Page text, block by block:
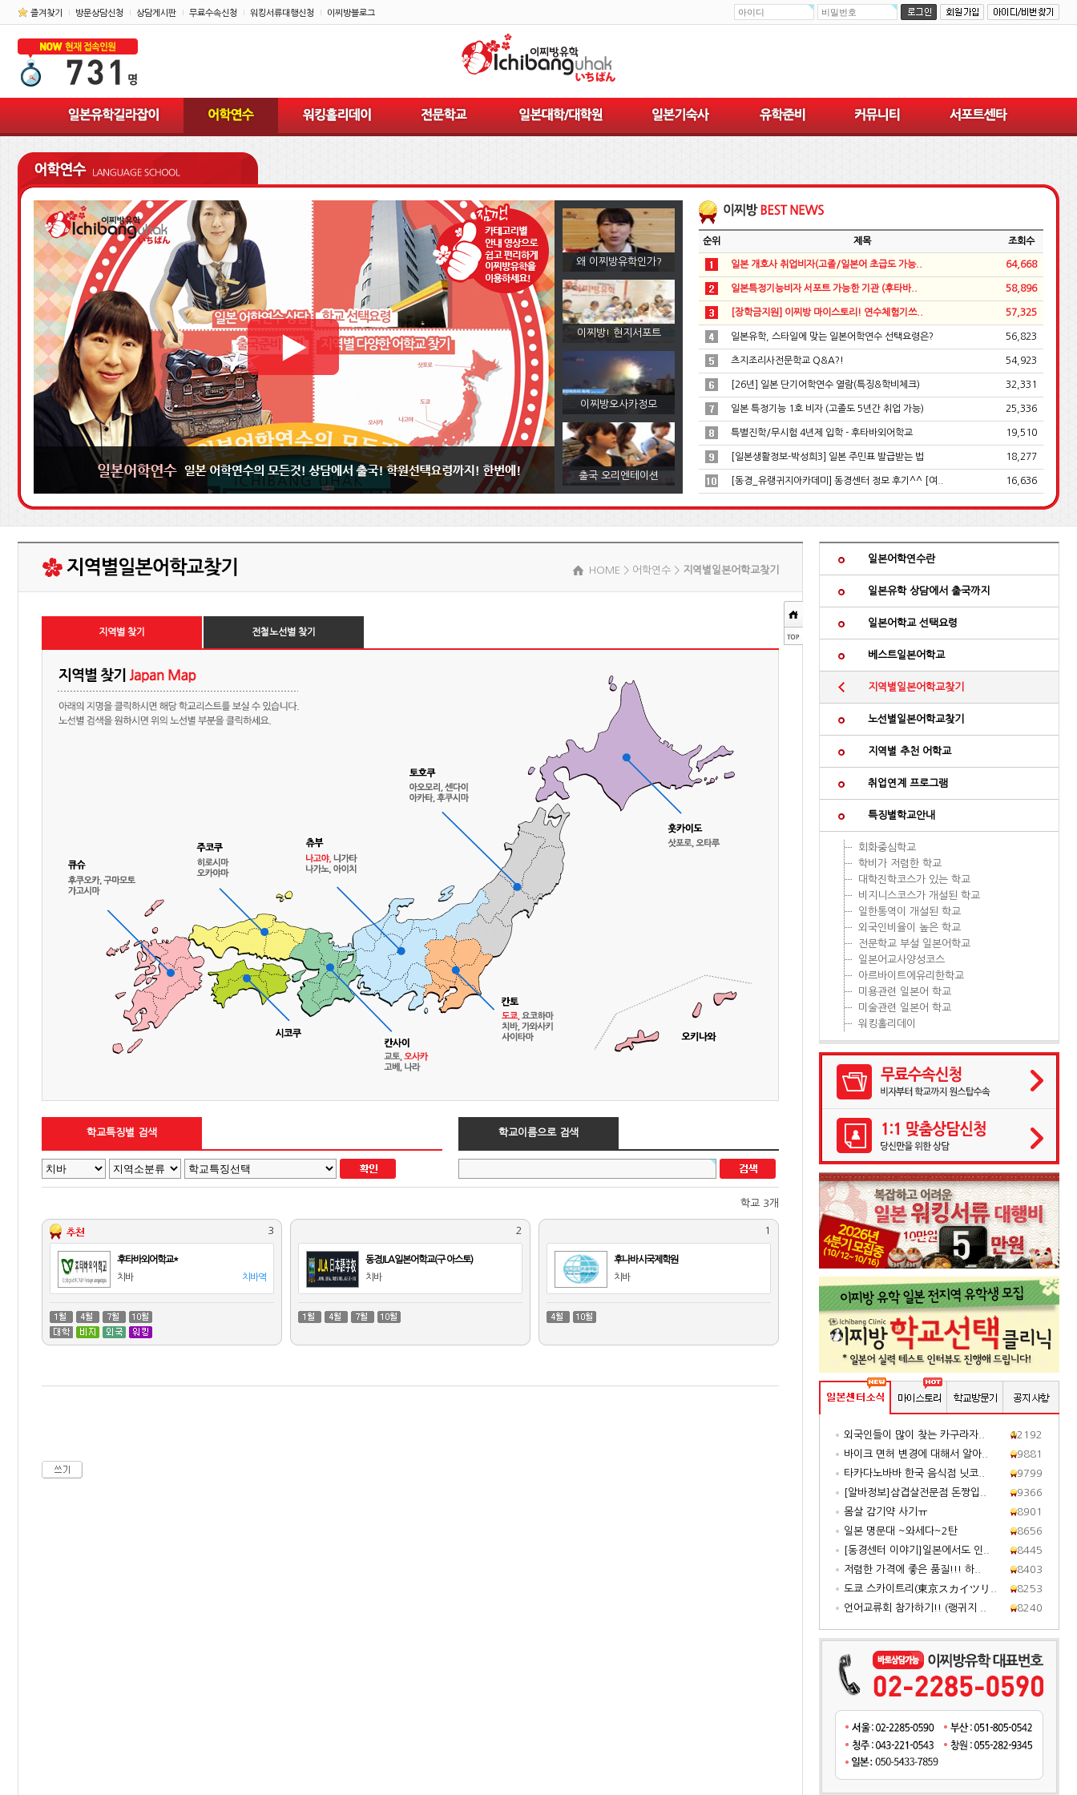
즐겨찾기 방문상담신청 상담게시판 무료수속신청 워킹서류대행신청 이찌방블로그
왜 이찌방유학인가?
이찌방! 현지서포트
이찌방오사카정모
출국 오리엔테이션
순위 제목 조회수
일본 개호사 취업비자(고졸/일본어 초급도 가능.. 64,668
일본특정기능비자 서포트 가능한 기관 (후타바.. 58,896
[장학금지원] 이찌방 마이스토리! 연수체험기쓰.. 57,325
일본유학, 스타일에 맞는 일본어학연수 선택요령은? 56,823
츠지조리사전문학교 Q&A?! 54,923
[26년] 일본 단기어학연수 열람(특징&학비체크) 32,331
일본 특정기능 1호 비자 (고졸도 5년간 취업 가능) 25,336
특별진학/무시험 4년제 입학 - 후타바외어학교 19,510
[일본생활정보-박성희3] 일본 주민표 발급받는 법 18,277
[동경_유랭귀지아카데미] 동경센터 정모 후기^^ [여.. 16,636
일본어학연수란
일본유학 상담에서 출국까지
일본어학교 선택요령
베스트일본어학교
지역별일본어학교찾기
노선별일본어학교찾기
지역별 추천 어학교
취업연계 프로그램
특징별학교안내
회화중심학교
학비가 저렴한 학교
대학진학코스가 있는 학교
비지니스코스가 개설된 학교
일한통역이 개설된 학교
외국인비율이 높은 학교
전문학교 부설 일본어학교
일본어교사양성코스
아르바이트에유리한학교
미용관련 일본어 학교
미술관련 일본어 학교
워킹홀리데이
외국인들이 많이 찾는 카구라자..
12192
바이크 면허 변경에 대해서 알아..
9881
타카다노바바 한국 음식점 닛코..
9799
[알바정보]삼겹살전문점 돈짱입..
9366
몸살 감기약 사기ㅠ
8901
일본 명문대 ~와세다~2탄
8656
[동경센터 이야기]일본에서도 인..
8445
저렴한 가격에 좋은 품질!!! 하..
8403
도쿄 스카이트리(東京スカイツリ..
8253
언어교류회 참가하기!! (랭귀지 ..
8240
HOME > 어학연수 > 지역별일본어학교찾기
지역별 찾기 전철노선별 찾기
학교특징별 검색 학교이름으로 검색
학교 3개
3
후타바외어학교*
치바
치바역
2
동경JLA일본어학교(구 아스토)
치바
1
후나바시국제학원
치바